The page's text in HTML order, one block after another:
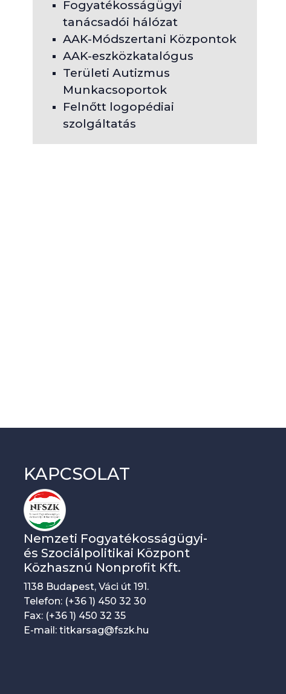
Fogyatékosságügyi
tanácsadói hálózat
AAK-Módszertani Központok
AAK-eszközkatalógus
Területi Autizmus
Munkacsoportok
Felnőtt logopédiai
szolgáltatás
KAPCSOLAT
Nemzeti Fogyatékosságügyi-
és Szociálpolitikai Központ
Közhasznú Nonprofit Kft.
1138 Budapest, Váci út 191.
Telefon: (+36 1) 450 32 30
Fax: (+36 1) 450 32 35
E-mail: titkarsag@fszk.hu